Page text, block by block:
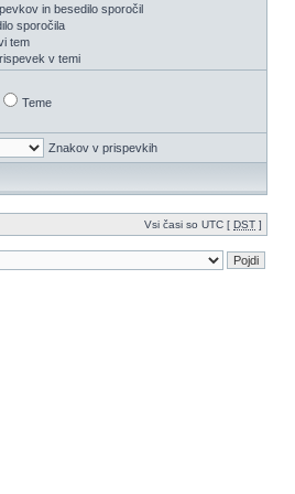
in besedilo sporočil
sporočila
tem
v temi
Teme
Znakov v prispevkih
Vsi časi so UTC [ DST ]